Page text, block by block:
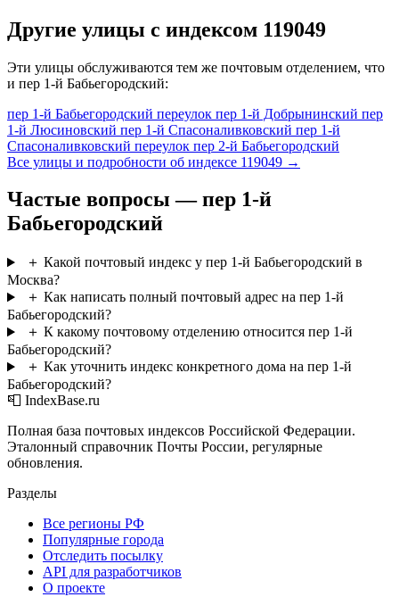
Другие улицы с индексом 119049
Эти улицы обслуживаются тем же почтовым отделением, что
и пер 1-й Бабьегородский:
пер 1-й Бабьегородский переулок пер 1-й Добрынинский пер
1-й Люсиновский пер 1-й Спасоналивковский пер 1-й
Спасоналивковский переулок пер 2-й Бабьегородский
Все улицы и подробности об индексе 119049 →
Частые вопросы — пер 1-й
Бабьегородский
＋ Какой почтовый индекс у пер 1-й Бабьегородский в
Москва?
＋ Как написать полный почтовый адрес на пер 1-й
Бабьегородский?
＋ К какому почтовому отделению относится пер 1-й
Бабьегородский?
＋ Как уточнить индекс конкретного дома на пер 1-й
Бабьегородский?
📮 IndexBase.ru
Полная база почтовых индексов Российской Федерации.
Эталонный справочник Почты России, регулярные
обновления.
Разделы
Все регионы РФ
Популярные города
Отследить посылку
API для разработчиков
О проекте